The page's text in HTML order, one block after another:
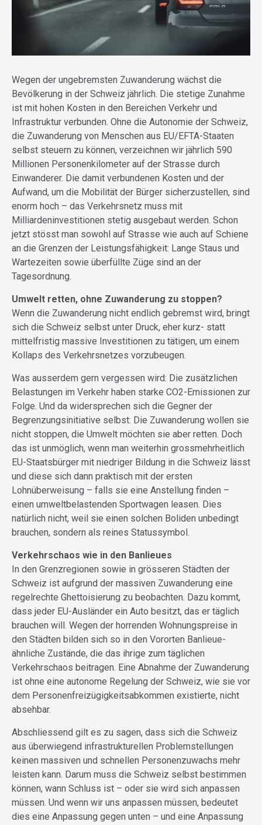
Wegen der ungebremsten Zuwanderung wächst die
Bevölkerung in der Schweiz jährlich. Die stetige Zunahme
ist mit hohen Kosten in den Bereichen Verkehr und
Infrastruktur verbunden. Ohne die Autonomie der Schweiz,
die Zuwanderung von Menschen aus EU/EFTA-Staaten
selbst steuern zu können, verzeichnen wir jährlich 590
Millionen Personenkilometer auf der Strasse durch
Einwanderer. Die damit verbundenen Kosten und der
Aufwand, um die Mobilität der Bürger sicherzustellen, sind
enorm hoch – das Verkehrsnetz muss mit
Milliardeninvestitionen stetig ausgebaut werden. Schon
jetzt stösst man sowohl auf Strasse wie auch auf Schiene
an die Grenzen der Leistungsfähigkeit: Lange Staus und
Wartezeiten sowie überfüllte Züge sind an der
Tagesordnung.
Umwelt retten, ohne Zuwanderung zu stoppen?
Wenn die Zuwanderung nicht endlich gebremst wird, bringt
sich die Schweiz selbst unter Druck, eher kurz- statt
mittelfristig massive Investitionen zu tätigen, um einem
Kollaps des Verkehrsnetzes vorzubeugen.
Was ausserdem gern vergessen wird: Die zusätzlichen
Belastungen im Verkehr haben starke CO2-Emissionen zur
Folge. Und da widersprechen sich die Gegner der
Begrenzungsinitiative selbst: Die Zuwanderung wollen sie
nicht stoppen, die Umwelt möchten sie aber retten. Doch
das ist unmöglich, wenn man weiterhin grossmehrheitlich
EU-Staatsbürger mit niedriger Bildung in die Schweiz lässt
und diese sich dann praktisch mit der ersten
Lohnüberweisung – falls sie eine Anstellung finden –
einen umweltbelastenden Sportwagen leasen. Dies
natürlich nicht, weil sie einen solchen Boliden unbedingt
brauchen, sondern als reines Statussymbol.
Verkehrschaos wie in den Banlieues
In den Grenzregionen sowie in grösseren Städten der
Schweiz ist aufgrund der massiven Zuwanderung eine
regelrechte Ghettoisierung zu beobachten. Dazu kommt,
dass jeder EU-Ausländer ein Auto besitzt, das er täglich
brauchen will. Wegen der horrenden Wohnungspreise in
den Städten bilden sich so in den Vororten Banlieue-
ähnliche Zustände, die das ihrige zum täglichen
Verkehrschaos beitragen. Eine Abnahme der Zuwanderung
ist ohne eine autonome Regelung der Schweiz, wie sie vor
dem Personenfreizügigkeitsabkommen existierte, nicht
absehbar.
Abschliessend gilt es zu sagen, dass sich die Schweiz
aus überwiegend infrastrukturellen Problemstellungen
keinen massiven und schnellen Personenzuwachs mehr
leisten kann. Darum muss die Schweiz selbst bestimmen
können, wann Schluss ist – oder sie wird sich anpassen
müssen. Und wenn wir uns anpassen müssen, bedeutet
dies eine Anpassung gegen unten – und eine Anpassung